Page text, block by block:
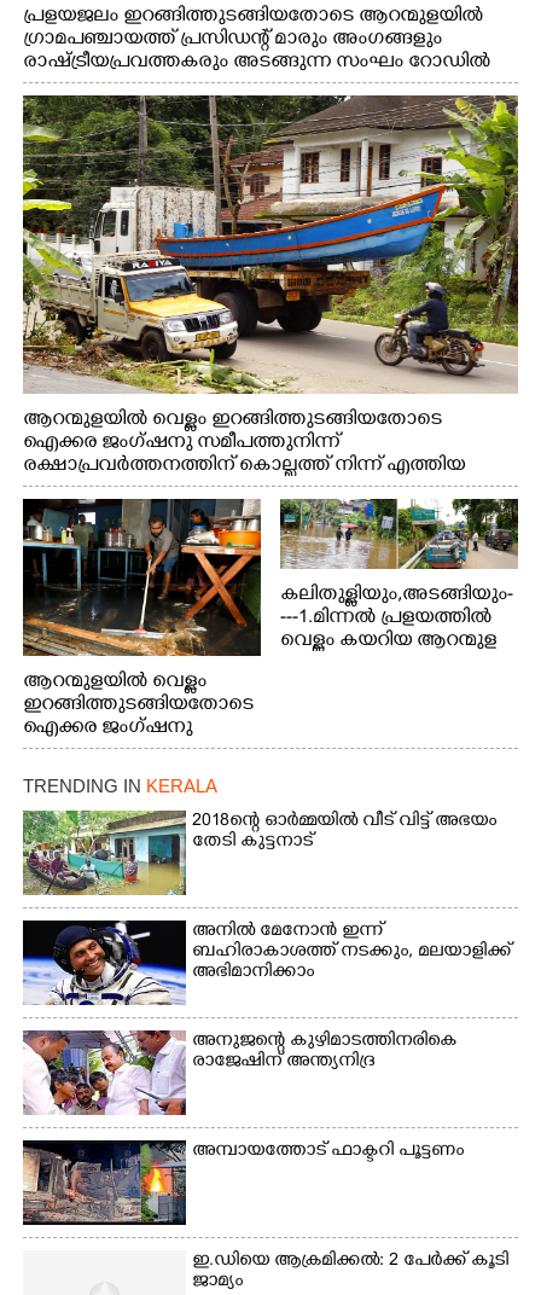
പ്രളയജലം ഇറങ്ങിത്തുടങ്ങിയതോടെ ആറന്മുളയിൽ
ഗ്രാമപഞ്ചായത്ത് പ്രസിഡന്റ് മാരും അംഗങ്ങളും
രാഷ്ട്രീയപ്രവത്തകരും അടങ്ങുന്ന സംഘം റോഡിൽ
അടിഞ്ഞ് കൂടിയ ചെളിയും മണ്ണും മറ്റ് മാലിന്യങ്ങളും
നീക്കം ചെയ്യുന്നു.
ആറന്മുളയിൽ വെള്ളം ഇറങ്ങിത്തുടങ്ങിയതോടെ
ഐക്കര ജംഗ്ഷനു സമീപത്തുനിന്ന്
രക്ഷാപ്രവർത്തനത്തിന് കൊല്ലത്ത് നിന്ന് എത്തിയ
ബോട്ടുകൾ തിരികെക്കൊണ്ടുപോകുന്നു.
ആറന്മുളയിൽ വെള്ളം
ഇറങ്ങിത്തുടങ്ങിയതോടെ
ഐക്കര ജംഗ്ഷനു
സമീപം ആറന്മുള
കിടങ്ങന്നൂർ റോഡിന്
സമീപം പ്രവർത്തിക്കു
ആറന്മുള തട്ടുകട കഴുകി
വൃത്തിയാക്കുന്നു.
കലിതുള്ളിയും,അടങ്ങിയും-
---1.മിന്നൽ പ്രളയത്തിൽ
വെള്ളം കയറിയ ആറന്മുള
ഇറങ്ങിപ്പോൾ
ത്തിന് ഓച്ചിറ അഴിക്കലിൽ
നിന്ന്എത്തിച്ച ബോട്ടും.
TRENDING IN KERALA
2018ന്റെ ഓർമ്മയിൽ വീട് വിട്ട് അഭയം
തേടി കുട്ടനാട്
അനിൽ മേനോൻ ഇന്ന്
ബഹിരാകാശത്ത് നടക്കും, മലയാളിക്ക്
അഭിമാനിക്കാം
അനുജന്റെ കുഴിമാടത്തിനരികെ
രാജേഷിന് അന്ത്യനിദ്ര
അമ്പായത്തോട് ഫാക്ടറി പൂട്ടണം
ഇ.ഡിയെ ആക്രമിക്കൽ: 2 പേർക്ക് കൂടി
ജാമ്യം